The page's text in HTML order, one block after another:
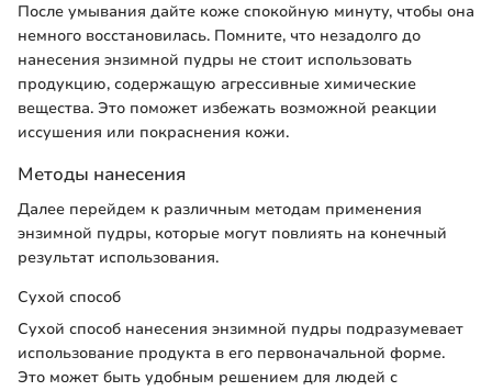
После умывания дайте коже спокойную минуту, чтобы она
немного восстановилась. Помните, что незадолго до
нанесения энзимной пудры не стоит использовать
продукцию, содержащую агрессивные химические
вещества. Это поможет избежать возможной реакции
иссушения или покраснения кожи.
Методы нанесения
Далее перейдем к различным методам применения
энзимной пудры, которые могут повлиять на конечный
результат использования.
Сухой способ
Сухой способ нанесения энзимной пудры подразумевает
использование продукта в его первоначальной форме.
Это может быть удобным решением для людей с